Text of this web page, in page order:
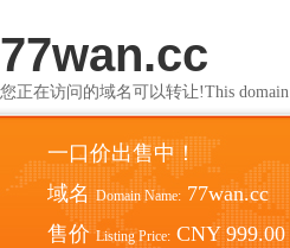
77wan.cc
您正在访问的域名可以转让!This domain
一口价出售中！
域名 Domain Name: 77wan.cc
售价 Listing Price: CNY 999.00